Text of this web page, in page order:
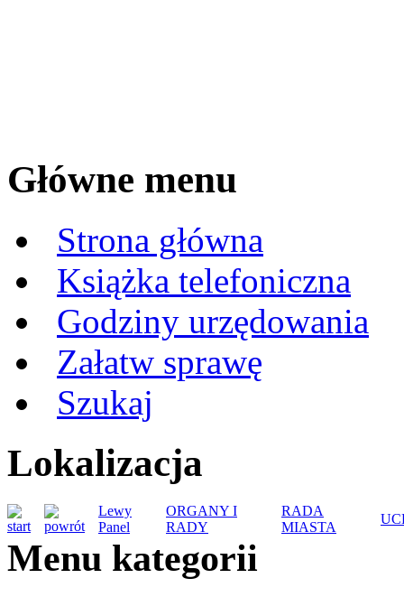
Główne menu
Strona główna
Książka telefoniczna
Godziny urzędowania
Załatw sprawę
Szukaj
Lokalizacja
Lewy
Panel
ORGANY I
RADY
RADA
MIASTA
Menu kategorii